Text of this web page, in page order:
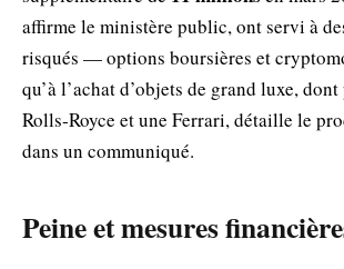
affirme le ministère public, ont servi à
risqués — options boursières et
qu’à l’achat d’objets de grand luxe,
Rolls‑Royce et une Ferrari, détaille le
dans un communiqué.
Peine et mesures